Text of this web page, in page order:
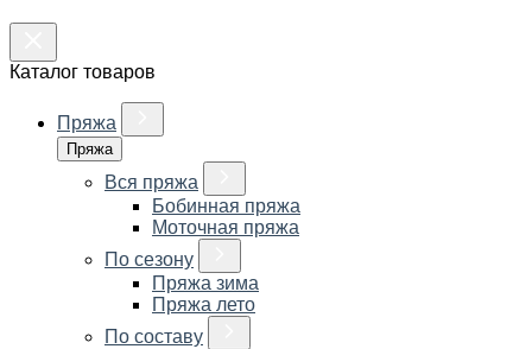
Каталог товаров
Пряжа
Пряжа
Вся пряжа
Бобинная пряжа
Моточная пряжа
По сезону
Пряжа зима
Пряжа лето
По составу